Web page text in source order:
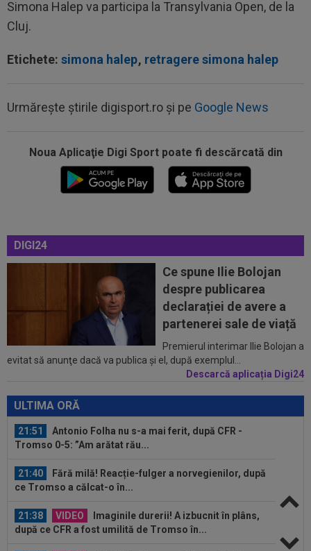
Simona Halep va participa la Transylvania Open, de la
Cluj.
Etichete: simona halep, retragere simona halep
Urmărește știrile digisport.ro și pe Google News
Noua Aplicaţie Digi Sport poate fi descărcată din
DIGI24
Ce spune Ilie Bolojan
despre publicarea
declarației de avere a
partenerei sale de viață
Premierul interimar Ilie Bolojan a
evitat să anunţe dacă va publica şi el, după exemplul...
Descarcă aplicația Digi24
ULTIMA ORĂ
ce Tromso a călcat-o în...
VIDEO
Imaginile durerii! A izbucnit în plâns,
după ce CFR a fost umilită de Tromso în...
totală pentru gruparea din Gruia care e ca și...
21:16
Aflat între Barcelona și PSG, Ferran Torres a
S-a terminat! Vinicius Junior a
21:58
N-a mai rezistat! Ioan Varga a anunțat
”curățenia” la CFR, după rușinea cu...
la fotbal, după umilința din Gruia...
21:51
Antonio Folha nu s-a mai ferit, după CFR -
Tromso 0-5: ”Am arătat rău...
21:40
Fără milă! Reacție-fulger a norvegienilor, după
ce Tromso a călcat-o în...
21:38 VIDEO
Imaginile durerii! A izbucnit în plâns,
după ce CFR a fost umilită de Tromso în...